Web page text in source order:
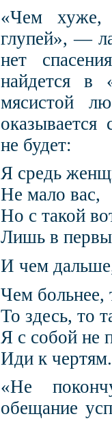
«Чем
глупей», —
нет
найдется в
мясистой
не будет:
Я средь
Не мало вас,
Но с такой
Лишь в
И чем
Чем больнее,
То здесь, то
Я с собой не
Иди к чертям.
«Не
обещание